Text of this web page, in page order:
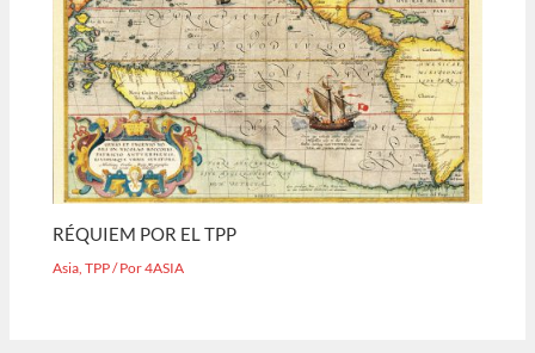
RÉQUIEM POR EL TPP
Asia ,TPP/ Por4ASIA